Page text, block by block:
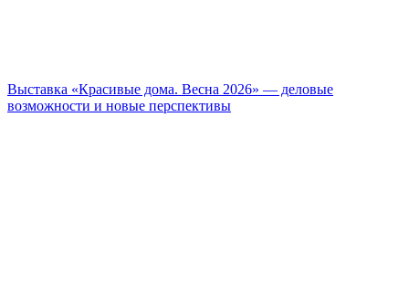
Выставка «Красивые дома. Весна 2026» — деловые
возможности и новые перспективы